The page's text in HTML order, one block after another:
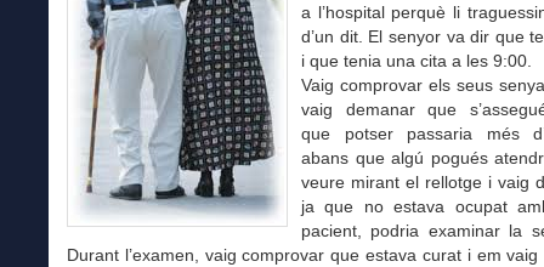
a l’hospital perquè li
d’un dit. El senyor va dir que
i que tenia una cita a les 9:00.
Vaig comprovar els seus
vaig demanar que
que potser passaria més
abans que algú pogués
veure mirant el rellotge i vaig
ja que no estava ocupat
pacient, podria examinar la
Durant l’examen, vaig comprovar que estava curat i em